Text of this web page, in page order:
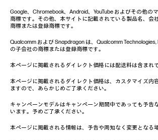
Google、Chromebook、Android、YouTube およびその他の
商標です。その他、本サイトに記載されている製品名、会
商標または登録商標です。
Qualcomm および Snapdragon は、Qualcomm
の子会社の商標または登録商標です。
本ページに掲載されるダイレクト価格には配送料は含まれ
本ページに掲載されるダイレクト価格は、カスタマイズ内
ますので、あらかじめご了承ください。
キャンペーンモデルはキャンペーン期間中であっても予告
います。予めご了承ください。
本ページに掲載される情報は、予告や周知なく変更となる